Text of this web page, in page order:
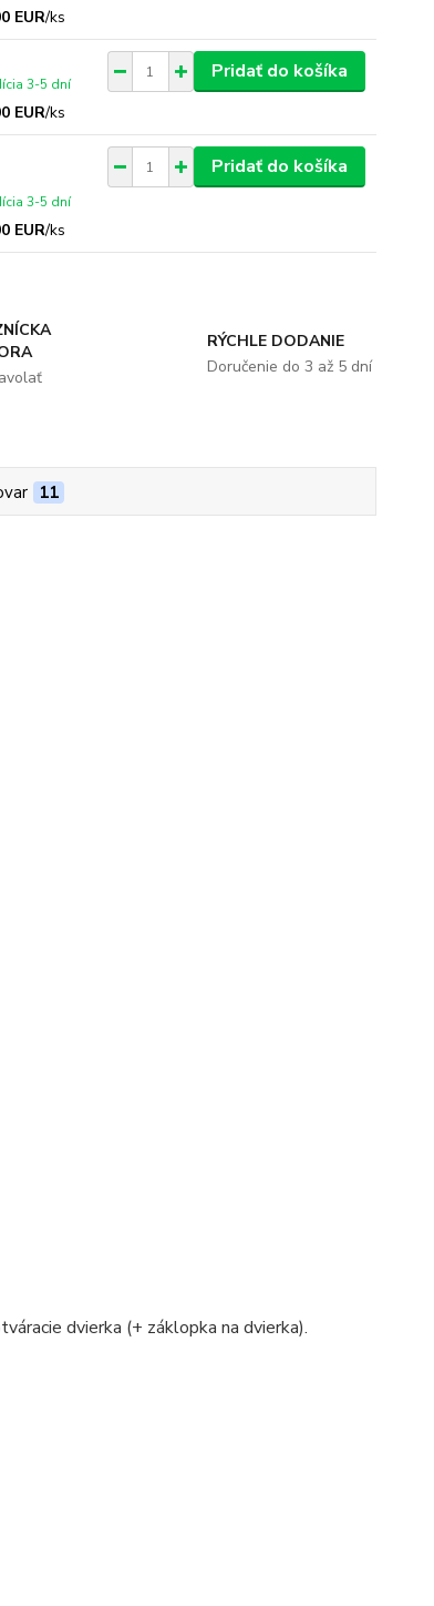
EUR/ks
EUR/ks
3-5 dní
Pridať do košíka
EUR/ks
3-5 dní
Pridať do košíka
RÝCHLE DODANIE
Doručenie do 3 až 5 dní
11
dvierka (+ záklopka na dvierka).